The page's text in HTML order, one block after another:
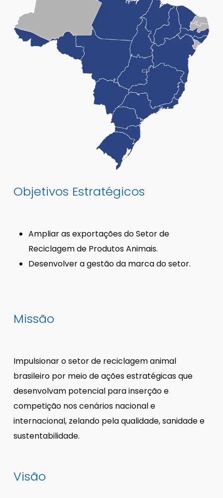
Objetivos Estratégicos
Ampliar as exportações do Setor de
Reciclagem de Produtos Animais.
Desenvolver a gestão da marca do setor.
Missão
Impulsionar o setor de reciclagem animal
brasileiro por meio de ações estratégicas que
desenvolvam potencial para inserção e
competição nos cenários nacional e
internacional, zelando pela qualidade, sanidade e
sustentabilidade.
Visão